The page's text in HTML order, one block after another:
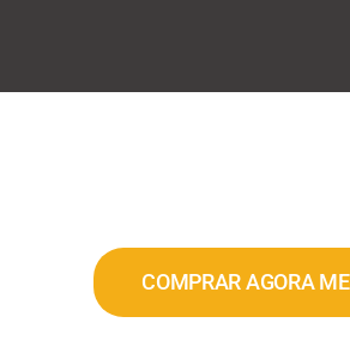
COMPRAR AGORA